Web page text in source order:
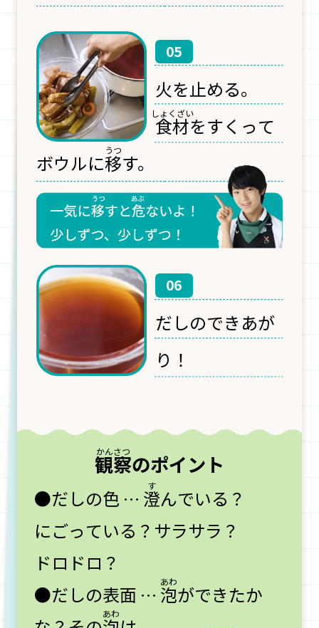
05
火を止める。
食材をすくって
ボウルに移す。
06
だしのできあが
り！
観察のポイント
●だしの色 … 澄んでいる？
にごっている？サラサラ？
ドロドロ？
●だしの表面 … 泡ができたか